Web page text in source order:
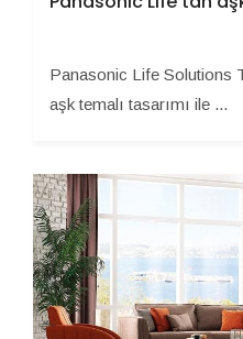
Panasonic Life Solutions
aşk temalı tasarımı ile ...